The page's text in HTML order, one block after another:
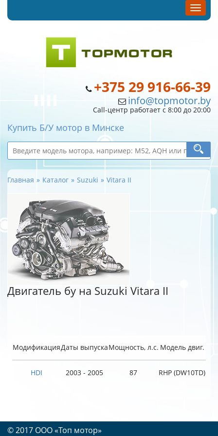
+375 29 916-66-39
info@topmotor.by
Call-центр работает с 8:00 до 20:00
Купить Б/У мотор в Минске
Главная Каталог Suzuki Vitara II
Двигатель бу на Suzuki Vitara II
МодификацияДаты выпускаМощность, л.с. Модель двиг.
HDI 2003 - 2005 87 RHP (DW10TD)
© 2017 OOO «Топ мотор»